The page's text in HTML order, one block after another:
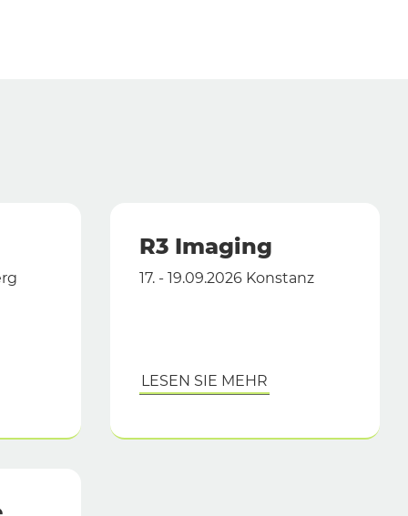
R3 Imaging
17. - 19.09.2026 Konstanz
LESEN SIE MEHR